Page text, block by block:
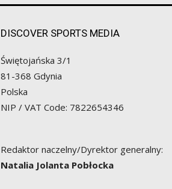
DISCOVER SPORTS MEDIA
Świętojańska 3/1
81-368 Gdynia
Polska
NIP / VAT Code: 7822654346
Redaktor naczelny/Dyrektor generalny:
Natalia Jolanta Pobłocka